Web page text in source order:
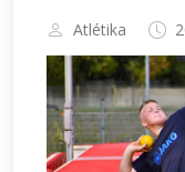
Atlétika